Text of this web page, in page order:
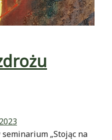
seminarium „Stojąc na